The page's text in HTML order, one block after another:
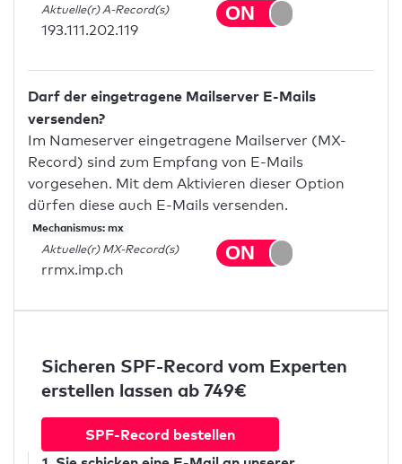
Aktuelle(r) A-Record(s)
193.111.202.119
Darf der eingetragene Mailserver E-Mails
versenden?
Im Nameserver eingetragene Mailserver (MX-
Record) sind zum Empfang von E-Mails
vorgesehen. Mit dem Aktivieren dieser Option
dürfen diese auch E-Mails versenden.
Mechanismus: mx
Aktuelle(r) MX-Record(s)
rrmx.imp.ch
Sicheren SPF-Record vom Experten
erstellen lassen ab 749€
SPF-Record bestellen